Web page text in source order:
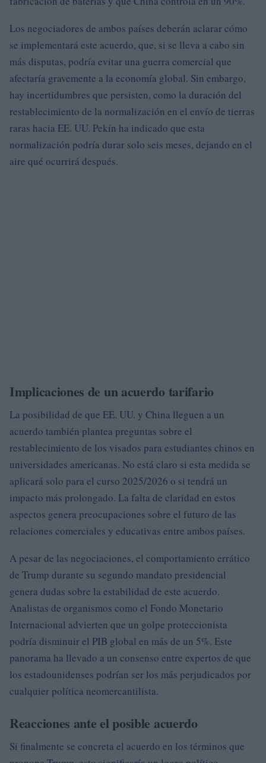
Los negociadores de ambos países deberán aclarar cómo
se implementará este acuerdo, que, si se lleva a cabo sin
más disputas, podría evitar una guerra comercial que
afectaría gravemente a la economía global. Sin embargo,
hay incertidumbres que persisten, como la duración del
restablecimiento de la normalización en el envío de tierras
raras hacia EE. UU. Pekín ha indicado que esta
normalización podría durar solo seis meses, dejando en el
aire qué ocurrirá después.
Implicaciones de un acuerdo tarifario
La posibilidad de que EE. UU. y China lleguen a un
acuerdo también plantea preguntas sobre el
restablecimiento de los visados para estudiantes chinos en
universidades americanas. No está claro si esta medida se
aplicará solo para el curso 2025/2026 o si tendrá un
impacto más prolongado. La falta de claridad en estos
aspectos genera preocupaciones sobre el futuro de las
relaciones comerciales y educativas entre ambos países.
A pesar de las negociaciones, el comportamiento errático
de Trump durante su segundo mandato presidencial
genera dudas sobre la estabilidad de este acuerdo.
Analistas de organismos como el Fondo Monetario
Internacional advierten que un golpe proteccionista
podría disminuir el PIB global en más de un 5%. Este
panorama ha llevado a un consenso entre expertos de que
los estadounidenses podrían ser los más perjudicados por
cualquier política neomercantilista.
Reacciones ante el posible acuerdo
Si finalmente se concreta el acuerdo en los términos que